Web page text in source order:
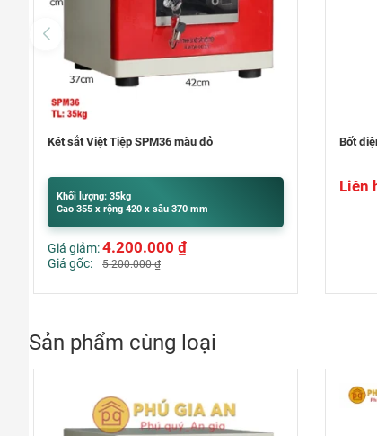
Bốt điện thoại văn phòng – Phone Booth
Liên hệ
Máy
Khối
Sản phẩm cùng loại